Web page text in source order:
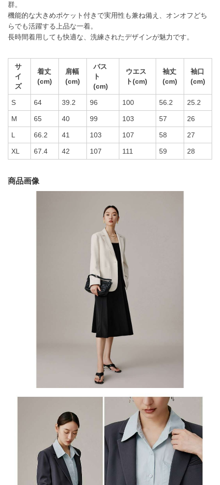
群。
機能的な大きめポケット付きで実用性も兼ね備え、オンオフどち
らでも活躍する上品な一着。
長時間着用しても快適な、洗練されたデザインが魅力です。
サ
イ
ズ
着丈
(cm)
肩幅
(cm)
バス
ト
(cm)
ウエス
ト(cm)
袖丈
(cm)
袖口
(cm)
S 64 39.2 96 100 56.2 25.2
M 65 40 99 103 57 26
L 66.2 41 103 107 58 27
XL 67.4 42 107 111 59 28
商品画像